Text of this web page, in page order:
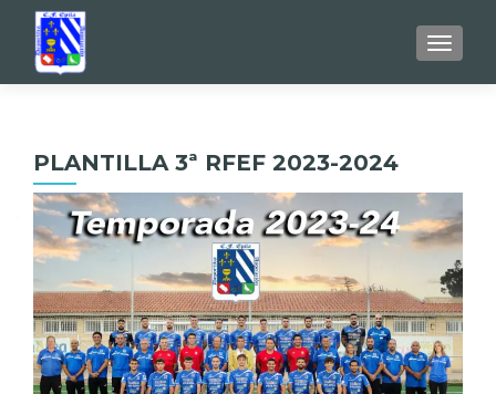
PLANTILLA 3ª RFEF 2023-2024